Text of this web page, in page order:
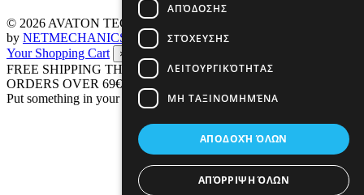
© 2026 AVATON TECH
All rights reserved Designed & developed
by NETMECHANICS
Your Shopping Cart
×
FREE SHIPPING THROUGHOUT GREECE UP TO 4 KG FOR
ORDERS OVER 69€
Put something in your cart
ΑΠΌΔΟΣΗΣ
ΣΤΌΧΕΥΣΗΣ
ΛΕΙΤΟΥΡΓΙΚΌΤΗΤΑΣ
ΜΗ ΤΑΞΙΝΟΜΗΜΈΝΑ
ΑΠΟΔΟΧΉ ΌΛΩΝ
ΑΠΌΡΡΙΨΗ ΌΛΩΝ